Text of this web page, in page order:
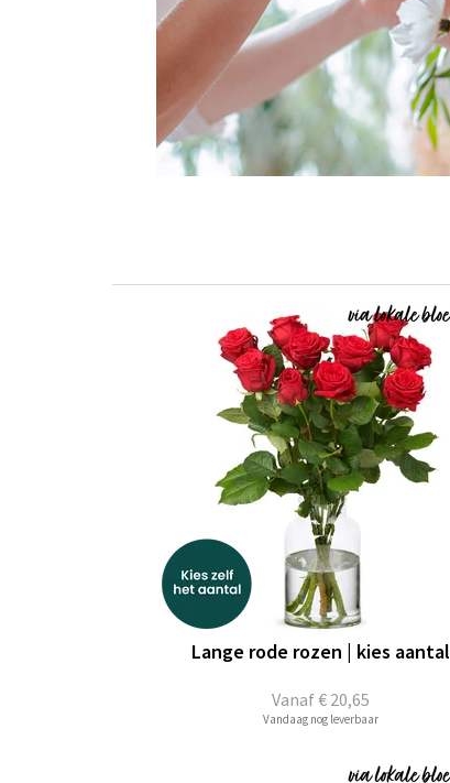
Vanaf€ 20,65
Lange rode rozen | kies aantal
Vandaag nog leverbaar